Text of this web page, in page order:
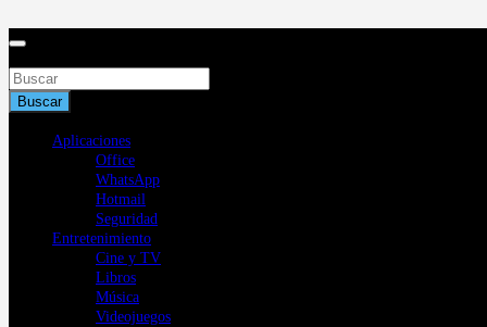
al
Buscar
Aplicaciones
Office
WhatsApp
Hotmail
Seguridad
Entretenimiento
Cine y TV
Libros
Música
Videojuegos